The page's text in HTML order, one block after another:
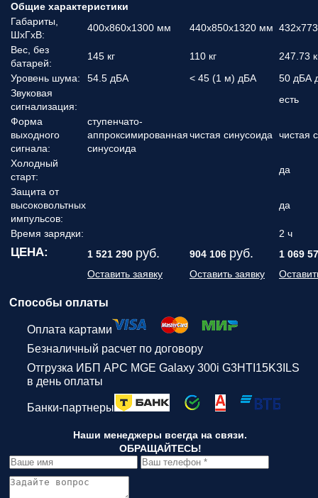
Общие характеристики
Габариты,
ШхГхВ:
400x860x1300 мм 440x850x1320 мм
Вес, без
батарей:
145 кг 110 кг
247.73
Уровень шума:
54.5 дБА < 45 (1 м) дБА
50 дБА
Звуковая
сигнализация:
есть
Форма
выходного
сигнала:
ступенчато-
аппроксимированная
синусоида
чистая синусоида чистая
Холодный
старт:
да
Защита от
высоковольтных
импульсов:
да
Время зарядки: 2 ч
ЦЕНА: 1 521 290 руб. 904 106 руб.
1 069
Оставить заявку
Оставить заявку
Способы оплаты
Оплата картами
Безналичный расчет по договору
Отгрузка ИБП APC MGE Galaxy 300i G3HTI15K3ILS
в день оплаты
Банки-партнеры
Наши менеджеры всегда на связи.
ОБРАЩАЙТЕСЬ!